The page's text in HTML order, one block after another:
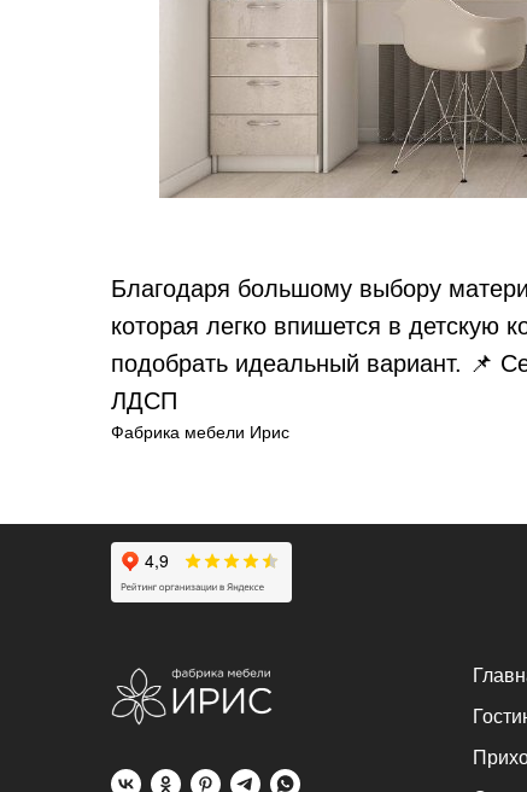
Благодаря большому выбору
которая легко впишется в
подобрать идеальный вариант. 📌
ЛДСП
Фабрика мебели Ирис